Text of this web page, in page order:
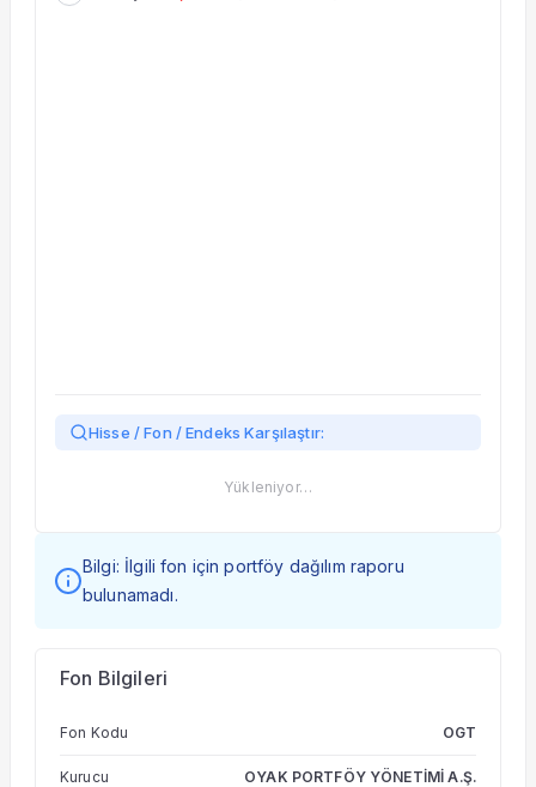
Hisse / Fon / Endeks Karşılaştır:
Yükleniyor…
Bilgi: İlgili fon için portföy dağılım raporu
bulunamadı.
Fon Bilgileri
Fon Kodu OGT
Kurucu OYAK PORTFÖY YÖNETİMİ A.Ş.